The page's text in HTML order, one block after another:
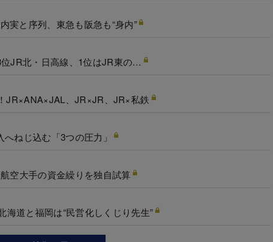
実と序列、東急も阪急も“身内”
JR北・日高線、1位はJR東の…
JR×ANA×JAL、JR×JR、JR×私鉄
ねじ込む「3つの圧力」
空大手の資金繰りを独自試算
道と福岡は“民営化しくじり先生”